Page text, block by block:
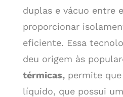
duplas e vácuo entre
proporcionar
eficiente. Essa
deu origem às
térmicas, permite
líquido, que possui